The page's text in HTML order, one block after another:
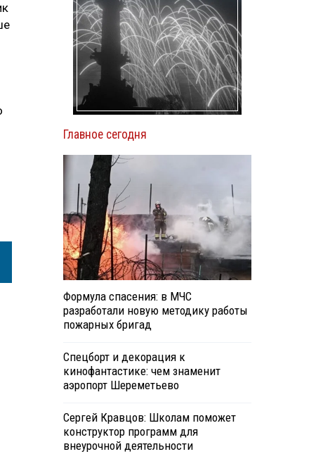
Главное сегодня
Формула спасения: в МЧС
разработали новую методику работы
пожарных бригад
Спецборт и декорация к
кинофантастике: чем знаменит
аэропорт Шереметьево
Сергей Кравцов: Школам поможет
конструктор программ для
внеурочной деятельности